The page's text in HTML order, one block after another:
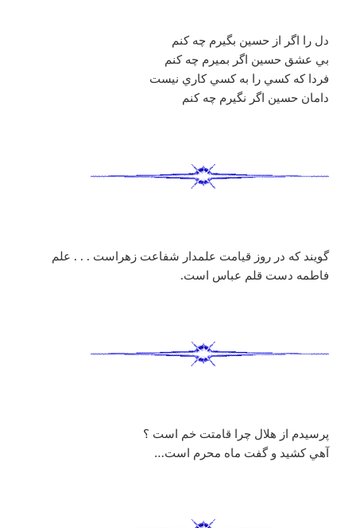
دل را اگر از حسين بگيرم چه كنم
بي عشق حسين اگر بميرم چه كنم
فردا كه كسي را به كسي كاري نيست
دامان حسين اگر نگيرم چه كنم
گويند كه در روز قيامت علمدار شفاعت زهراست . . . علم
فاطمه دست قلم عباس است.
پرسيدم از هلال چرا قامتت خم است ؟
آهي کشيد و گفت ماه محرم است…